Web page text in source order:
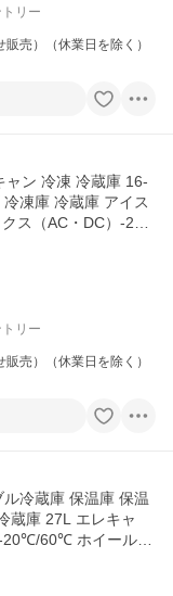
リー
売）（休業日を除く）
ャン 冷凍 冷蔵庫 16-
凍庫 冷蔵庫 アイス
ス（AC・DC）-2
リー
売）（休業日を除く）
冷蔵庫 保温庫 保温
蔵庫 27L エレキャ
20℃/60℃ ホイール）